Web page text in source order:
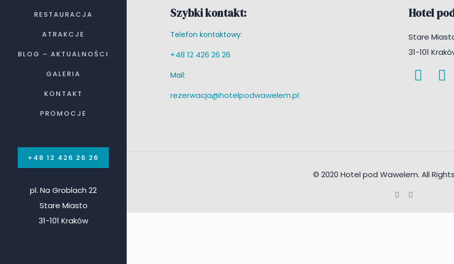
RESTAURACJA
ATRAKCJE
BLOG – AKTUALNOŚCI
GALERIA
KONTAKT
PROMOCJE
+48 12 426 26 26
pl. Na Groblach 22
Stare Miasto
31-101 Kraków
Szybki kontakt:
Telefon kontaktowy:
+48 12 426 26 26
Mail:
rezerwacja@hotelpodwawelem.pl
Hotel
Stare
31-101
© 2020 Hotel pod Wawelem. All